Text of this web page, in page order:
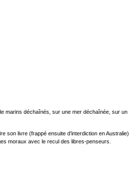
marins déchaînés, sur une mer déchaînée, sur un
son livre (frappé ensuite d’interdiction en Australie)
moraux avec le recul des libres-penseurs.